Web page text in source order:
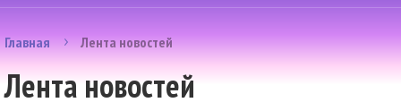
Главная Лента новостей
Лента новостей